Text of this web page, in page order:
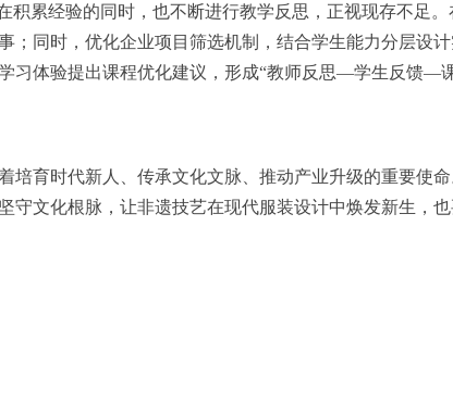
累经验的同时，也不断进行教学反思，正视现存不足
；同时，优化企业项目筛选机制，结合学生能力分层设
习体验提出课程优化建议，形成“教师反思—学生反馈—
培育时代新人、传承文化文脉、推动产业升级的重要使
守文化根脉，让非遗技艺在现代服装设计中焕发新生，